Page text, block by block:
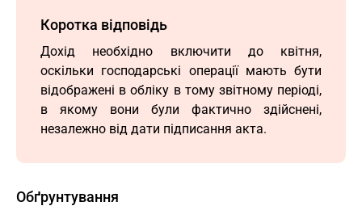
Коротка відповідь
Дохід необхідно включити до квітня,
оскільки господарські операції мають бути
відображені в обліку в тому звітному періоді,
в якому вони були фактично здійснені,
незалежно від дати підписання акта.
Обґрунтування